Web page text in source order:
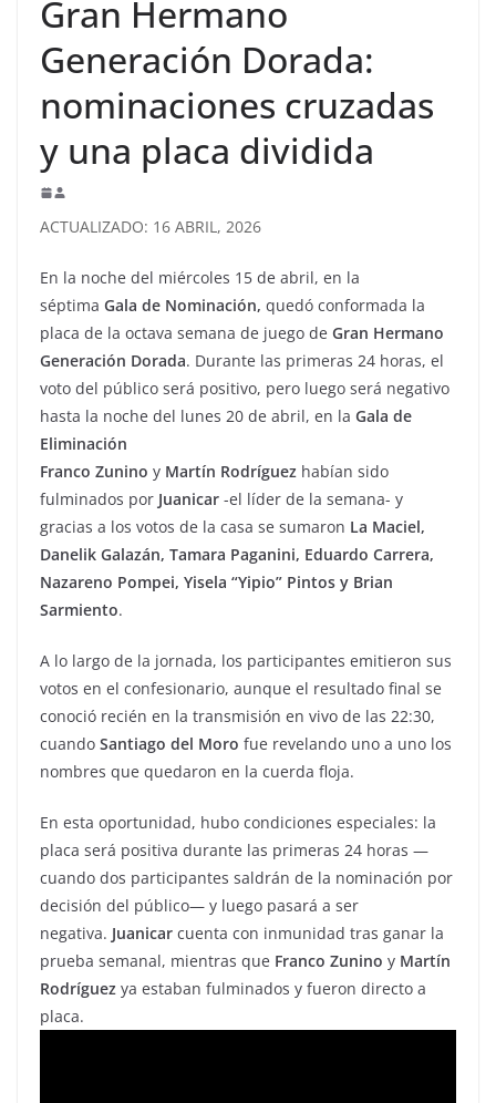
Gran Hermano
Generación Dorada:
nominaciones cruzadas
y una placa dividida
ACTUALIZADO: 16 ABRIL, 2026
En la noche del miércoles 15 de abril, en la
séptima Gala de Nominación, quedó conformada la
placa de la octava semana de juego de Gran Hermano
Generación Dorada. Durante las primeras 24 horas, el
voto del público será positivo, pero luego será negativo
hasta la noche del lunes 20 de abril, en la Gala de
Eliminación
Franco Zunino y Martín Rodríguez habían sido
fulminados por Juanicar -el líder de la semana- y
gracias a los votos de la casa se sumaron La Maciel,
Danelik Galazán, Tamara Paganini, Eduardo Carrera,
Nazareno Pompei, Yisela “Yipio” Pintos y Brian
Sarmiento.
A lo largo de la jornada, los participantes emitieron sus
votos en el confesionario, aunque el resultado final se
conoció recién en la transmisión en vivo de las 22:30,
cuando Santiago del Moro fue revelando uno a uno los
nombres que quedaron en la cuerda floja.
En esta oportunidad, hubo condiciones especiales: la
placa será positiva durante las primeras 24 horas —
cuando dos participantes saldrán de la nominación por
decisión del público— y luego pasará a ser
negativa. Juanicar cuenta con inmunidad tras ganar la
prueba semanal, mientras que Franco Zunino y Martín
Rodríguez ya estaban fulminados y fueron directo a
placa.